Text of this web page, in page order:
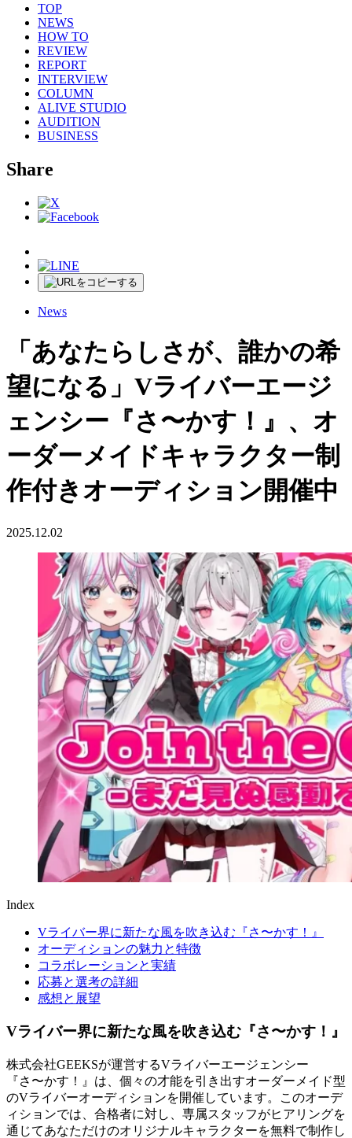
TOP
NEWS
HOW TO
REVIEW
REPORT
INTERVIEW
COLUMN
ALIVE STUDIO
AUDITION
BUSINESS
Share
News
「あなたらしさが、誰かの希
望になる」Vライバーエージ
ェンシー『さ〜かす！』、オ
ーダーメイドキャラクター制
作付きオーディション開催中
2025.12.02
Index
Vライバー界に新たな風を吹き込む『さ〜かす！』
オーディションの魅力と特徴
コラボレーションと実績
応募と選考の詳細
感想と展望
Vライバー界に新たな風を吹き込む『さ〜かす！』
株式会社GEEKSが運営するVライバーエージェンシー
『さ〜かす！』は、個々の才能を引き出すオーダーメイド型
のVライバーオーディションを開催しています。このオーデ
ィションでは、合格者に対し、専属スタッフがヒアリングを
通じてあなただけのオリジナルキャラクターを無料で制作し